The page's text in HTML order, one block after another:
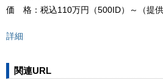
価 格：税込110万円（500ID）～（提供
詳細
関連URL